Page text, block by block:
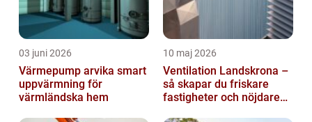
03 juni 2026
Värmepump arvika smart
uppvärmning för
värmländska hem
10 maj 2026
Ventilation Landskrona –
så skapar du friskare
fastigheter och nöjdare